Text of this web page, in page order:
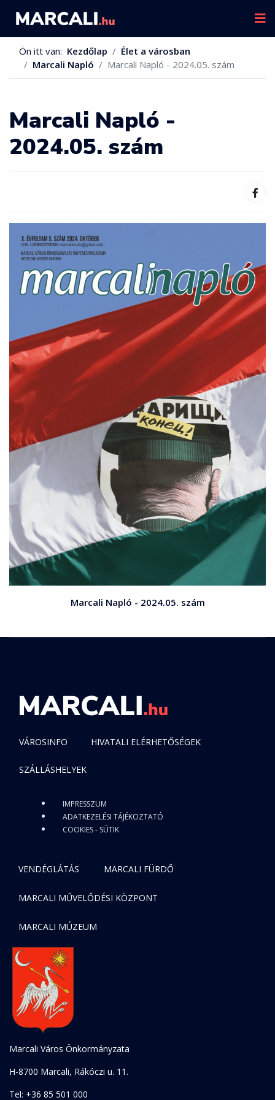
Ön itt van: Kezdőlap
Élet a városban
Marcali Napló
Marcali Napló - 2024.05. szám
Marcali Napló -
2024.05. szám
Marcali Napló - 2024.05. szám
VÁROSINFO HIVATALI ELÉRHETŐSÉGEK
SZÁLLÁSHELYEK
IMPRESSZUM
ADATKEZELÉSI TÁJÉKOZTATÓ
COOKIES - SÜTIK
VENDÉGLÁTÁS MARCALI FÜRDŐ
MARCALI MŰVELŐDÉSI KÖZPONT
MARCALI MÚZEUM
Marcali Város Önkormányzata
H-8700 Marcali, Rákóczi u. 11.
Tel: +36 85 501 000